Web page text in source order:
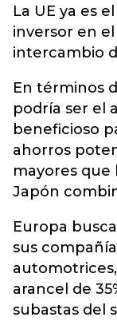
La UE ya es
inversor en
intercambio
En términos
podría ser el
beneficioso
ahorros
mayores que
Japón
Europa
sus
arancel de
subastas del